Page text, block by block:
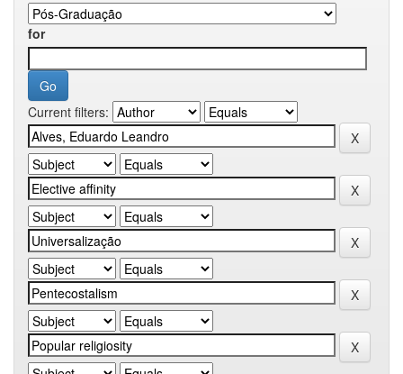
for
Current filters: